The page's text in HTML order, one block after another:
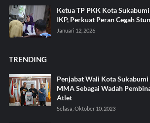
Ketua TP PKK Kota
IKP, Perkuat Peran Cegah
Januari 12, 2026
TRENDING
Penjabat Wali Kota Sukabumi
MMA Sebagai Wadah
Atlet
Selasa, Oktober 10, 2023